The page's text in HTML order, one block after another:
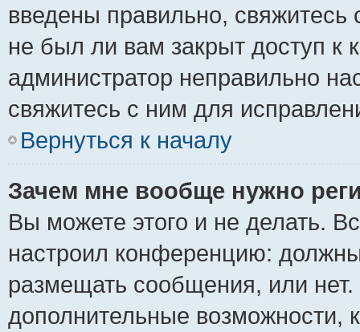
введены правильно,
не был ли вам закрыт доступ к
администратор неправильно
свяжитесь с ним для
Вернуться к началу
Зачем мне вообще нужно
Вы можете этого и не делать.
настроил конференцию:
размещать сообщения, или
дополнительные